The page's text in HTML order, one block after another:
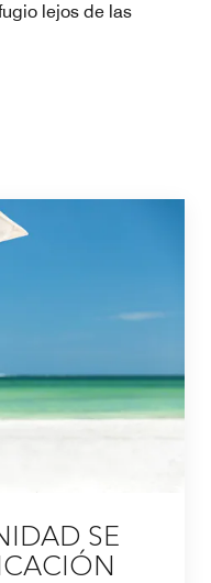
lejos de las
SE